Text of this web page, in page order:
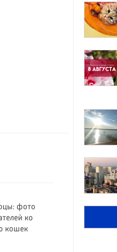
фото
ко
кошек